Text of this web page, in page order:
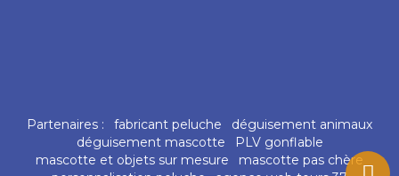
Partenaires : fabricant peluche
déguisement animaux
déguisement mascotte
PLV gonflable
mascotte et objets sur mesure
mascotte pas chère